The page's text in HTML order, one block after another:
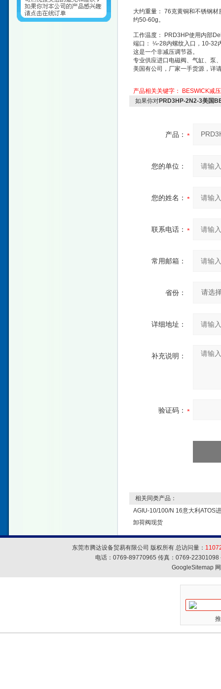
大约重量： 76克黄铜和不锈钢
约50-60g。
工作温度： PRD3HP使用内部
端口： ¼-28内螺纹入口，10-32
这是一个非减压调节器。
专业供应进口电磁阀、气缸、泵
美国有公司，厂家一手货源，详
产品相关关键字：
BESWICK减
如果你对PRD3HP-2N2-3美国
产品：
您的单位：
您的姓名：
联系电话：
常用邮箱：
省份：
详细地址：
补充说明：
验证码：
相关同类产品：
AGIU-10/100/N 16意大利ATOS
卸荷阀现货
东莞市腾达设备贸易有限公司 版权所有 总访问量：
电话：0769-89770965 传真：0769-
GoogleSitemap网